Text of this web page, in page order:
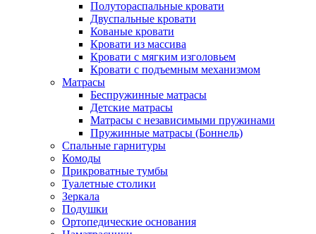
Полутораспальные кровати
Двуспальные кровати
Кованые кровати
Кровати из массива
Кровати с мягким изголовьем
Кровати с подъемным механизмом
Матрасы
Беспружинные матрасы
Детские матрасы
Матрасы с независимыми пружинами
Пружинные матрасы (Боннель)
Спальные гарнитуры
Комоды
Прикроватные тумбы
Туалетные столики
Зеркала
Подушки
Ортопедические основания